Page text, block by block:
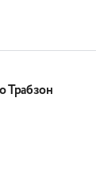
Трабзон